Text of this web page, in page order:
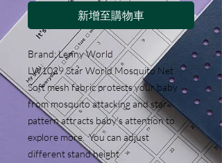
新增至購物車
Brand: Lenny World
LW1029 Star World Mosquito Net
Soft mesh fabric protects your baby
from mosquito attacking and star
pattern attracts baby's attention to
explore more. You can adjust
different stand height